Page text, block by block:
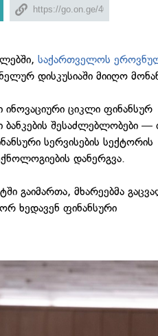
საქართველოს
დისკუსიაში მიიღო
ციკლი ფინანსურ
ბანკების შესაძლებლობები —
სერვისების სექტორის
დანერგვა.
გაიმართა, მხარეებმა
ხედავენ ფინანსური